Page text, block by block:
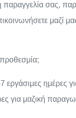
παραγγελία σας,
μαζί
προθεσμία;
εργάσιμες ημέρες
για μαζική